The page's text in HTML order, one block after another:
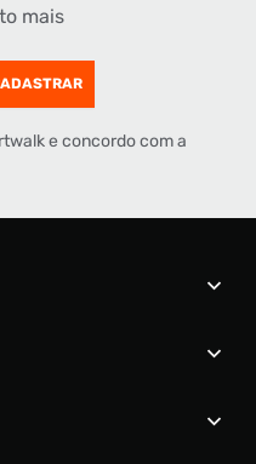
mais
e concordo com a